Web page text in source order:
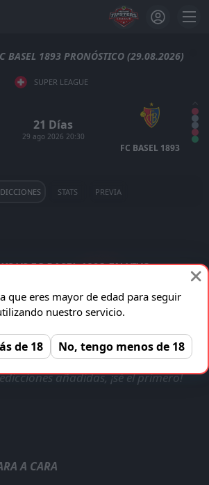
BASEL 1893 PRONÓSTICO (29.08.2026)
SUPER LEAGUE
21 Días
29 ago 2026 20:30
FC BASEL 1893
STATS PREVIA
VS FC BASEL 1893 EN VIVO
VIVO
añadidas, ¡sé el primero!
A CARA
que eres mayor de edad para seguir
nuestro servicio.
de 18 No, tengo menos de 18